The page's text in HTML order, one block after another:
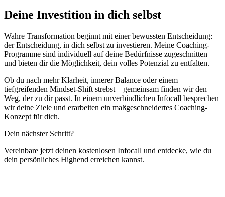
Deine Investition in dich selbst
Wahre Transformation beginnt mit einer bewussten Entscheidung:
der Entscheidung, in dich selbst zu investieren. Meine Coaching-
Programme sind individuell auf deine Bedürfnisse zugeschnitten
und bieten dir die Möglichkeit, dein volles Potenzial zu entfalten.
Ob du nach mehr Klarheit, innerer Balance oder einem
tiefgreifenden Mindset-Shift strebst – gemeinsam finden wir den
Weg, der zu dir passt. In einem unverbindlichen Infocall besprechen
wir deine Ziele und erarbeiten ein maßgeschneidertes Coaching-
Konzept für dich.
Dein nächster Schritt?
Vereinbare jetzt deinen kostenlosen Infocall und entdecke, wie du
dein persönliches Highend erreichen kannst.